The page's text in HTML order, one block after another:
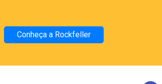
Conheça a Rockfeller